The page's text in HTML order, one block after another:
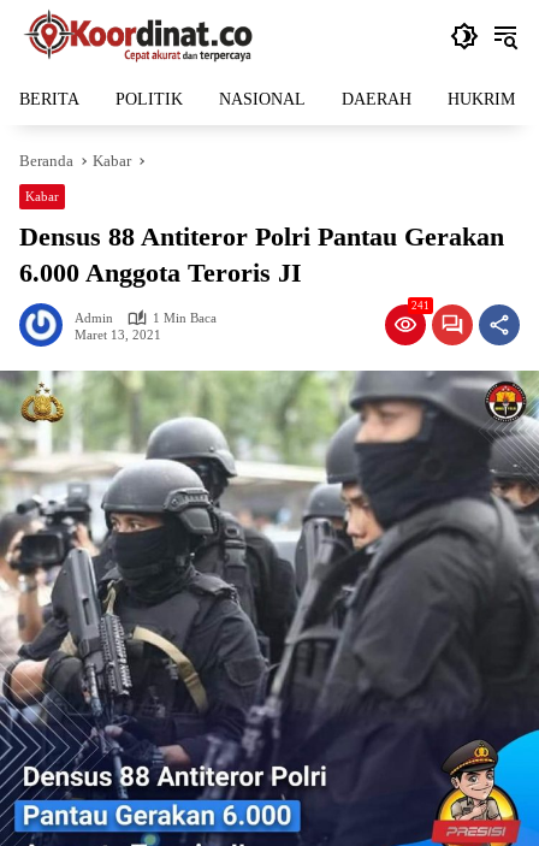
Langsung
BERITA POLITIK NASIONAL DAERAH HUKRIM
Beranda Kabar
Kabar
Densus 88 Antiteror Polri Pantau Gerakan
6.000 Anggota Teroris JI
Admin
1 Min Baca
Maret 13, 2021
241